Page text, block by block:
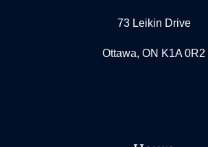
73 Leikin Drive
Ottawa, ON K1A 0R2